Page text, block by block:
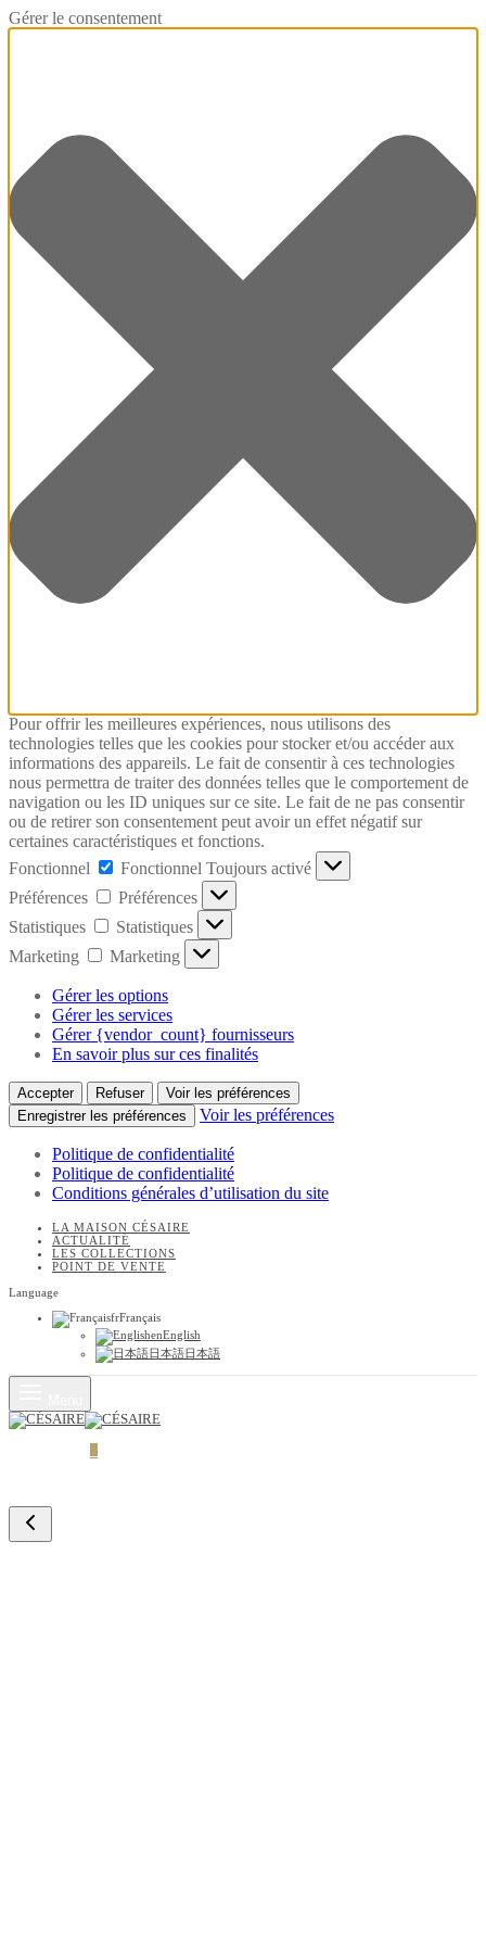
Gérer le consentement
Pour offrir les meilleures expériences, nous utilisons des
technologies telles que les cookies pour stocker et/ou accéder aux
informations des appareils. Le fait de consentir à ces technologies
nous permettra de traiter des données telles que le comportement de
navigation ou les ID uniques sur ce site. Le fait de ne pas consentir
ou de retirer son consentement peut avoir un effet négatif sur
certaines caractéristiques et fonctions.
Fonctionnel
Fonctionnel Toujours activé
Préférences
Préférences
Statistiques
Statistiques
Marketing
Marketing
Gérer les options
Gérer les services
Gérer {vendor_count} fournisseurs
En savoir plus sur ces finalités
Accepter Refuser
Voir les préférences
Enregistrer les préférences
Voir les préférences
Politique de confidentialité
Politique de confidentialité
Conditions générales d’utilisation du site
LA MAISON CÉSAIRE
ACTUALITÉ
LES COLLECTIONS
POINT DE VENTE
Language
frFrançais
enEnglish
日本語日本語